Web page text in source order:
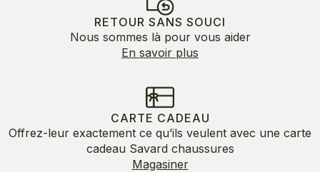
RETOUR SANS SOUCI
Nous sommes là pour vous aider
En savoir plus
CARTE CADEAU
Offrez-leur exactement ce qu’ils veulent avec une carte
cadeau Savard chaussures
Magasiner